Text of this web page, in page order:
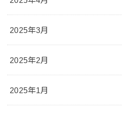
2025年3月
2025年2月
2025年1月